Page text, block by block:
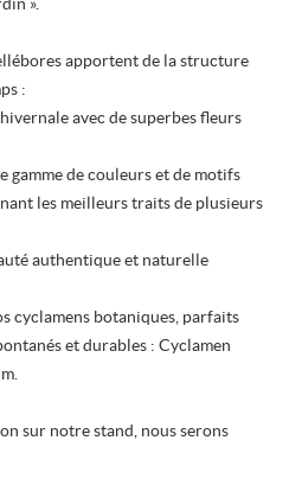
apportent de la structure
:
avec de superbes fleurs
gamme de couleurs et de motifs
les meilleurs traits de plusieurs
authentique et naturelle
cyclamens botaniques, parfaits
et durables : Cyclamen
sur notre stand, nous serons